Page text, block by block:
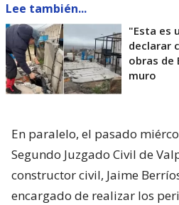
Lee también...
"Esta es
declarar
obras de
muro
En paralelo, el pasado
Segundo Juzgado Civil de
constructor civil, Jaime
encargado de realizar los